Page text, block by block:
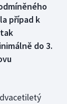
případ k
do 3.